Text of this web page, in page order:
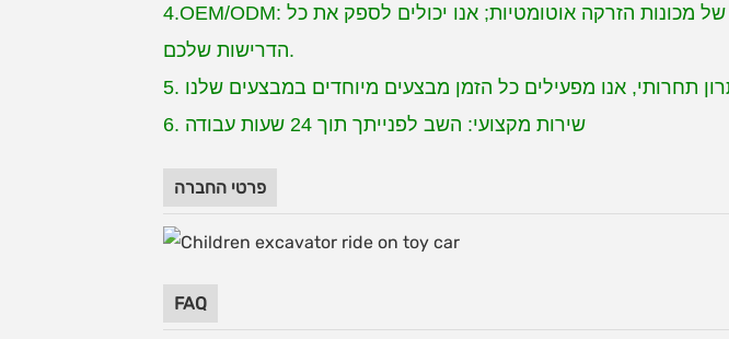
4.OEM/ODM: יש לנו מחלקת מחקר ופיתוח משלנו, מחלקת עובש ו-30 סטים של מכונות הזרקה אוטומטיות; אנו יכולים לספק את כל
הדרישות שלכם.
6. שירות מקצועי: השב לפנייתך תוך 24 שעות עבודה
פרטי החברה
FAQ